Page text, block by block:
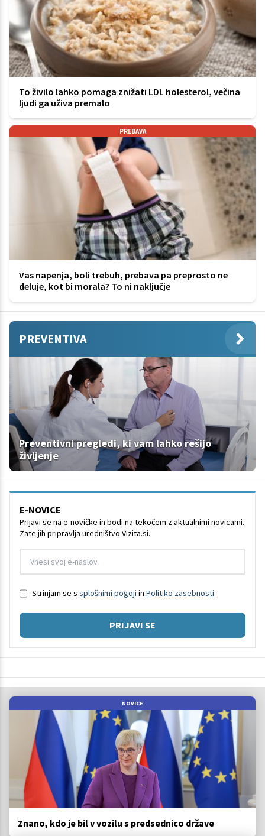
To živilo lahko pomaga znižati LDL holesterol, večina
ljudi ga uživa premalo
PREBAVA
Vas napenja, boli trebuh, prebava pa preprosto ne
deluje, kot bi morala? To ni naključje
PREVENTIVA
Preventivni pregledi, ki vam lahko rešijo
življenje
E-NOVICE
Prijavi se na e-novičke in bodi na tekočem z aktualnimi novicami.
Zate jih pripravlja uredništvo Vizita.si.
Strinjam se s splošnimi pogoji in Politiko zasebnosti.
PRIJAVI SE
NOVICE
Znano, kdo je bil v vozilu s predsednico države